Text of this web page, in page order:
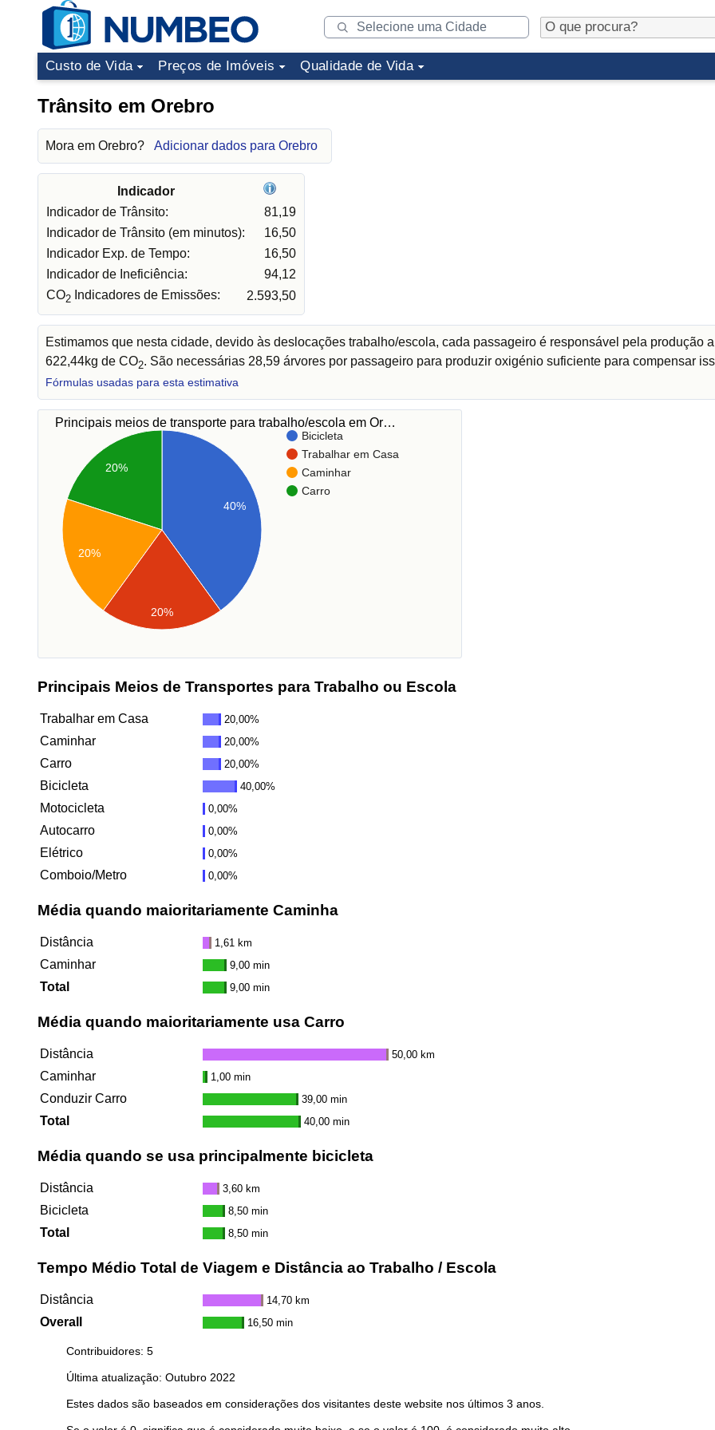
Custo de Vida Preços de Imóveis Qualidade de Vida
Trânsito em Orebro
Mora em Orebro? Adicionar dados para Orebro
Indicador
Indicador de Trânsito:
81,19
Indicador de Trânsito (em minutos):
16,50
Indicador Exp. de Tempo:
16,50
Indicador de Ineficiência:
94,12
CO2 Indicadores de Emissões: 2.593,50
Estimamos que nesta cidade, devido às deslocações trabalho/escola, cada passageiro é responsável pela produção
622,44kg de CO2. São necessárias 28,59 árvores por passageiro para produzir oxigénio suficiente para compensar
Fórmulas usadas para esta estimativa
Principais meios de transporte para trabalho/escola em Or…
Bicicleta
Trabalhar em Casa
Caminhar
Carro
40%
20%
20%
20%
Principais Meios de Transportes para Trabalho ou Escola
Trabalhar em Casa 20,00%
Caminhar 20,00%
Carro 20,00%
Bicicleta 40,00%
Motocicleta 0,00%
Autocarro 0,00%
Elétrico 0,00%
Comboio/Metro 0,00%
Média quando maioritariamente Caminha
Distância 1,61 km
Caminhar 9,00 min
Total 9,00 min
Média quando maioritariamente usa Carro
Distância 50,00 km
Caminhar 1,00 min
Conduzir Carro 39,00 min
Total 40,00 min
Média quando se usa principalmente bicicleta
Distância 3,60 km
Bicicleta 8,50 min
Total 8,50 min
Tempo Médio Total de Viagem e Distância ao Trabalho / Escola
Distância 14,70 km
Overall 16,50 min
Contribuidores: 5
Última atualização: Outubro 2022
Estes dados são baseados em considerações dos visitantes deste website nos últimos 3 anos.